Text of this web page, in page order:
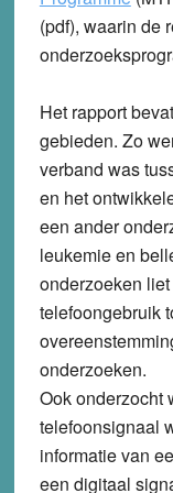
(pdf), waarin de
Het rapport
gebieden. Zo
verband was
en het
een ander
leukemie en
onderzoeken
telefoongebruik
onderzoeken.
Ook onderzocht
telefoonsignaal
informatie van
een digitaal